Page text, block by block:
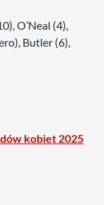
O’Neal (4),
Butler (6),
kobiet 2025